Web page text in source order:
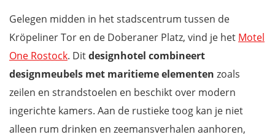
Gelegen midden in het stadscentrum tussen de
Kröpeliner Tor en de Doberaner Platz, vind je het Motel
One Rostock. Ditdesignhotel combineert
designmeubels met maritiemeelementen zoals
zeilen en strandstoelen en beschikt over modern
ingerichte kamers. Aan de rustieke toog kan je niet
alleen rum drinken en zeemansverhalen aanhoren,